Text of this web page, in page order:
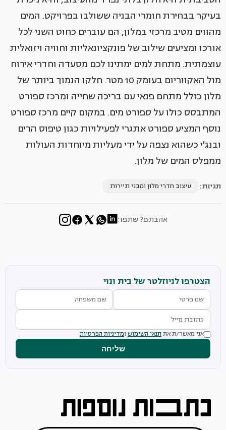
בעיקר בבחירת חומרי הבניה ששולבו בפרויקט. המים
מהווים מטיב מרכזי במלון, הם עוברים כחוט השני לכל
אורכו ומציעים שילוב של פונקציונאליות וחוויה ויזואלית
עוצמתית. מתחת למים ימתינו לכם מסעדה וחדרי אירוח
מול האקווריום בעומק 10 מטר. חלקו הנמוך ביותר של
מלון כולל מתחם פנאי עם בריכה שחייה ומרכז ספורט
המתבסס כולו על ספורט מים. במקום קיים מרכז ספורט
נוסף המציע ספורט אתגרי לפעילויות כגון טיפוס הרים
ובנג'י כשהוא נצפה על ידי מעליות מיוחדות העולות
ממפלס המים של מלון.
תגיות: עיצוב חדרי מלון ומבני תיירות
אהבתם? שתפו:
הצטרפו לניוזלטר של בית ונוי
אני מאשר/ת את תנאי השימוש ומדיניות הפרטיות
שליחה